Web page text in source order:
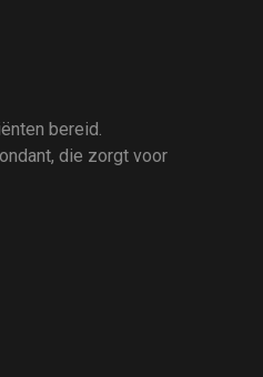
bereid.
die zorgt voor